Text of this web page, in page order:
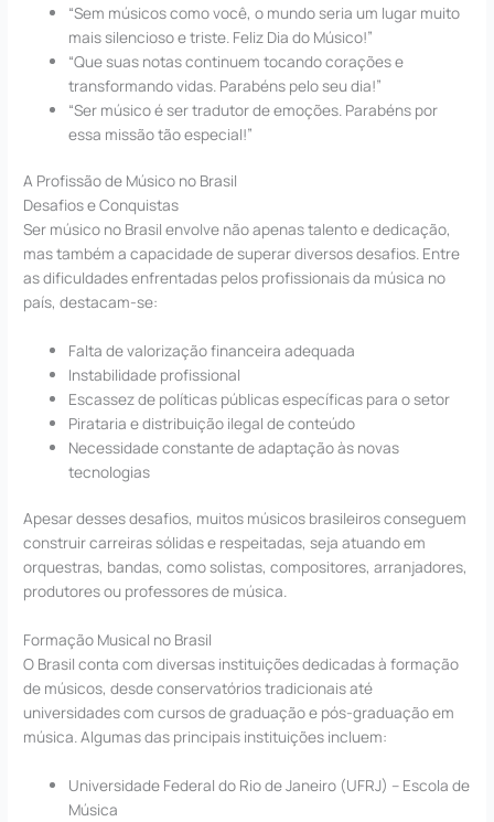
“Sem músicos como você, o mundo seria um lugar muito
mais silencioso e triste. Feliz Dia do Músico!”
“Que suas notas continuem tocando corações e
transformando vidas. Parabéns pelo seu dia!”
“Ser músico é ser tradutor de emoções. Parabéns por
essa missão tão especial!”
A Profissão de Músico no Brasil
Desafios e Conquistas
Ser músico no Brasil envolve não apenas talento e dedicação,
mas também a capacidade de superar diversos desafios. Entre
as dificuldades enfrentadas pelos profissionais da música no
país, destacam-se:
Falta de valorização financeira adequada
Instabilidade profissional
Escassez de políticas públicas específicas para o setor
Pirataria e distribuição ilegal de conteúdo
Necessidade constante de adaptação às novas
tecnologias
Apesar desses desafios, muitos músicos brasileiros conseguem
construir carreiras sólidas e respeitadas, seja atuando em
orquestras, bandas, como solistas, compositores, arranjadores,
produtores ou professores de música.
Formação Musical no Brasil
O Brasil conta com diversas instituições dedicadas à formação
de músicos, desde conservatórios tradicionais até
universidades com cursos de graduação e pós-graduação em
música. Algumas das principais instituições incluem:
Universidade Federal do Rio de Janeiro (UFRJ) – Escola de
Música